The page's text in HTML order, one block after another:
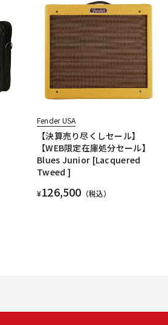
Fender USA
【決算売り尽くしセール】
【WEB限定在庫処分セール】
Blues Junior [Lacquered
Tweed ]
¥126,500 （税込）